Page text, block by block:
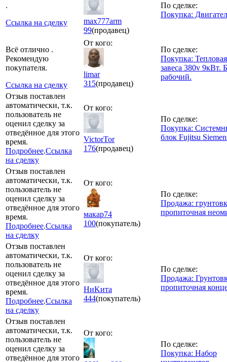
.
Ссылка на сделку
max777arm
99(продавец)
По сделке:
Покупка:
Всё отлично .
Рекомендую
покупателя.
Ссылка на сделку
От кого:
limar
315(продавец)
По сделке:
Покупка: Тепловая
завеса 380v 9кВт.
рабочий.
Отзыв поставлен
автоматически, т.к.
пользователь не
оценил сделку за
отведённое для этого
время.
Подробнее.Ссылка
на сделку
От кого:
VictorTor
176(продавец)
По сделке:
Покупка:
блок Fujitsu
Отзыв поставлен
автоматически, т.к.
пользователь не
оценил сделку за
отведённое для этого
время.
Подробнее.Ссылка
на сделку
От кого:
макар74
100(покупатель)
По сделке:
Продажа:
пропиточная
Отзыв поставлен
автоматически, т.к.
пользователь не
оценил сделку за
отведённое для этого
время.
Подробнее.Ссылка
на сделку
От кого:
НиKита
444(покупатель)
По сделке:
Продажа:
пропиточная
Отзыв поставлен
автоматически, т.к.
пользователь не
оценил сделку за
отведённое для этого
От кого:
По сделке:
Покупка: Набор